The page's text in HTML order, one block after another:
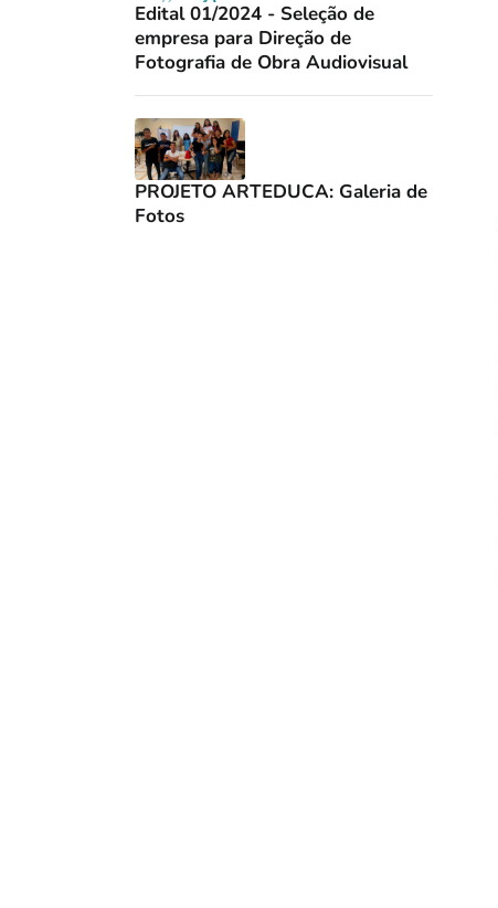
Edital 01/2024 - Seleção de
empresa para Direção de
Fotografia de Obra Audiovisual
PROJETO ARTEDUCA: Galeria de
Fotos